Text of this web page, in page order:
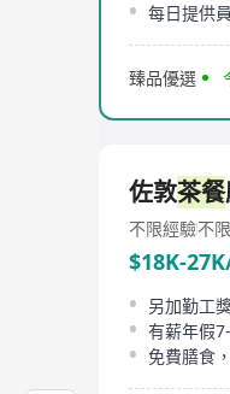
每日提供
臻品優選
佐敦茶餐
不限經驗不
$18K-
另加勤工
有薪年假
免費膳食